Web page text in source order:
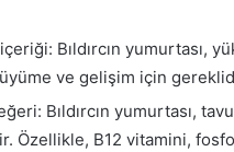
Bıldırcın yumurtası,
ve gelişim için
Bıldırcın yumurtası,
Özellikle, B12 vitamini,